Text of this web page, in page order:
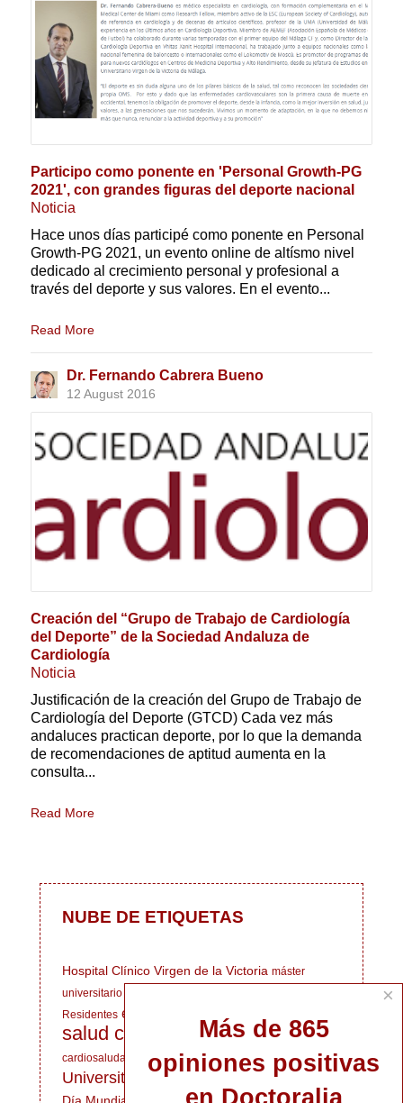
Participo como ponente en 'Personal Growth-PG
2021', con grandes figuras del deporte nacional
Noticia
Hace unos días participé como ponente en Personal
Growth-PG 2021, un evento online de altísmo nivel
dedicado al crecimiento personal y profesional a
través del deporte y sus valores. En el evento...
Read More
Dr. Fernando Cabrera Bueno
12 August 2016
Creación del “Grupo de Trabajo de Cardiología
del Deporte” de la Sociedad Andaluza de
Cardiología
Noticia
Justificación de la creación del Grupo de Trabajo de
Cardiología del Deporte (GTCD) Cada vez más
andaluces practican deporte, por lo que la demanda
de recomendaciones de aptitud aumenta en la
consulta...
Read More
NUBE DE ETIQUETAS
Hospital Clínico Virgen de la Victoria máster
universitario
Residentes enfermedades cardiovasculares
salud cardiovascular dieta
cardiosaludable
Hospital Clínico
Universitario de Málaga
corazón de atleta
×
Más de 865
opiniones positivas